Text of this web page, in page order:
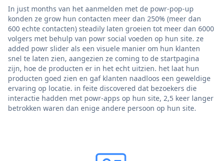
In just months van het aanmelden met de powr-pop-up
konden ze grow hun contacten meer dan 250% (meer dan
600 echte contacten) steadily laten groeien tot meer dan 6000
volgers met behulp van powr social voeden op hun site. ze
added powr slider als een visuele manier om hun klanten
snel te laten zien, aangezien ze coming to de startpagina
zijn, hoe de producten er in het echt uitzien. het laat hun
producten goed zien en gaf klanten naadloos een geweldige
ervaring op locatie. in feite discovered dat bezoekers die
interactie hadden met powr-apps op hun site, 2,5 keer langer
betrokken waren dan enige andere persoon op hun site.